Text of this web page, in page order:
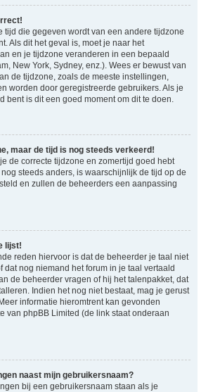
tijd die gegeven wordt van een andere tijdzone
Als dit het geval is, moet je naar het
en je tijdzone veranderen in een bepaald
New York, Sydney, enz.). Wees er bewust van
de tijdzone, zoals de meeste instellingen,
worden door geregistreerde gebruikers. Als je
bent is dit een goed moment om dit te doen.
maar de tijd is nog steeds verkeerd!
de correcte tijdzone en zomertijd goed hebt
steeds anders, is waarschijnlijk de tijd op de
en zullen de beheerders een aanpassing
lijst!
reden hiervoor is dat de beheerder je taal niet
dat nog niemand het forum in je taal vertaald
de beheerder vragen of hij het talenpakket, dat
Indien het nog niet bestaat, mag je gerust
informatie hieromtrent kan gevonden
van phpBB Limited (de link staat onderaan
naast mijn gebruikersnaam?
bij een gebruikersnaam staan als je